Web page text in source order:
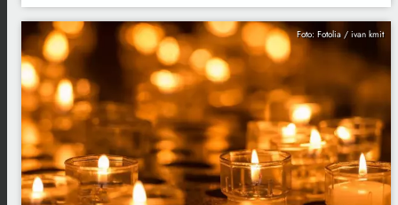
Foto: Fotolia / ivan kmit